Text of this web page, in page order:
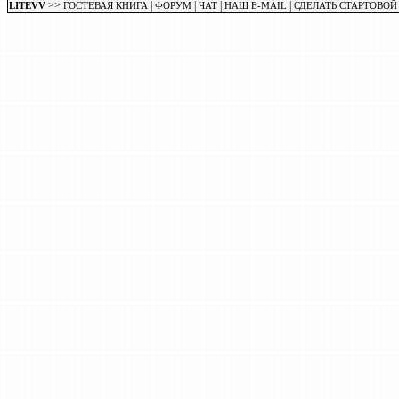
LITEVV >> ГОСТЕВАЯ КНИГА ФОРУМ ЧАТ НАШ E-MAIL СДЕЛАТЬ СТАРТОВОЙ